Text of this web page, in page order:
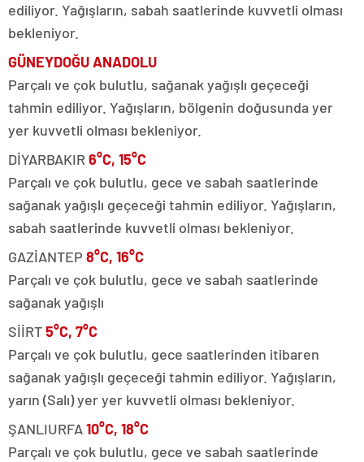
ediliyor. Yağışların, sabah saatlerinde kuvvetli olması
bekleniyor.
GÜNEYDOĞU ANADOLU
Parçalı ve çok bulutlu, sağanak yağışlı geçeceği
tahmin ediliyor. Yağışların, bölgenin doğusunda yer
yer kuvvetli olması bekleniyor.
DİYARBAKIR 6°C, 15°C
Parçalı ve çok bulutlu, gece ve sabah saatlerinde
sağanak yağışlı geçeceği tahmin ediliyor. Yağışların,
sabah saatlerinde kuvvetli olması bekleniyor.
GAZİANTEP 8°C, 16°C
Parçalı ve çok bulutlu, gece ve sabah saatlerinde
sağanak yağışlı
SİİRT5°C, 7°C
Parçalı ve çok bulutlu, gece saatlerinden itibaren
sağanak yağışlı geçeceği tahmin ediliyor. Yağışların,
yarın (Salı) yer yer kuvvetli olması bekleniyor.
ŞANLIURFA10°C, 18°C
Parçalı ve çok bulutlu, gece ve sabah saatlerinde